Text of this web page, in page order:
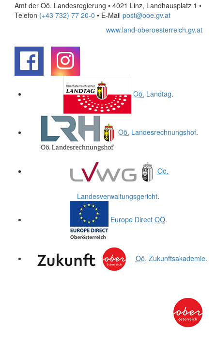
Amt der Oö. Landesregierung • 4021 Linz, Landhausplatz 1 •
Telefon (+43 732) 77 20-0 • E-Mail post@ooe.gv.at
www.land-oberoesterreich.gv.at
Oö. Landtag.
Oö. Landesrechnungshof.
Oö.
Landesverwaltungsgericht.
Europe Direct OÖ.
Oö. Zukunftsakademie.